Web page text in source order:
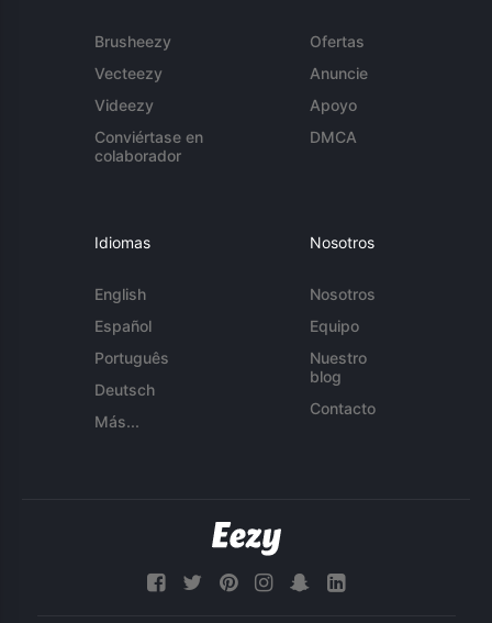
Brusheezy
Vecteezy
Videezy
Conviértase en
colaborador
Ofertas
Anuncie
Apoyo
DMCA
Idiomas
English
Español
Português
Deutsch
Más...
Nosotros
Nosotros
Equipo
Nuestro
blog
Contacto